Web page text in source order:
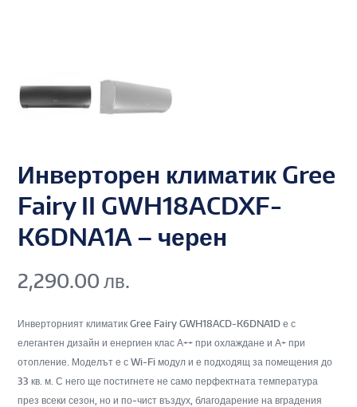
Инверторен климатик Gree
Fairy II GWH18ACDXF-
K6DNA1A – черен
2,290.00лв.
Инверторният климатик Gree Fairy GWH18ACD-K6DNA1D е с
елегантен дизайн и енергиен клас А++ при охлаждане и А+ при
отопление. Моделът е с Wi-Fi модул и е подходящ за помещения до
33 кв. м. С него ще постигнете не само перфектната температура
през всеки сезон, но и по-чист въздух, благодарение на вградения